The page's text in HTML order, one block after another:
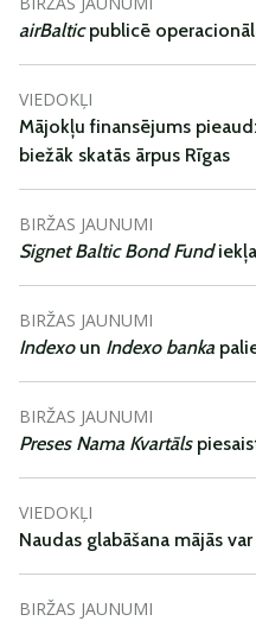
airBalticpublicē
VIEDOKĻI
Mājokļu finansējums
biežāk skatās ārpus Rīgas
BIRŽAS JAUNUMI
Signet Baltic Bond Fund
BIRŽAS JAUNUMI
Indexoun Indexo banka
BIRŽAS JAUNUMI
Preses Nama Kvartāls
VIEDOKĻI
Naudas glabāšana mājās
BIRŽAS JAUNUMI